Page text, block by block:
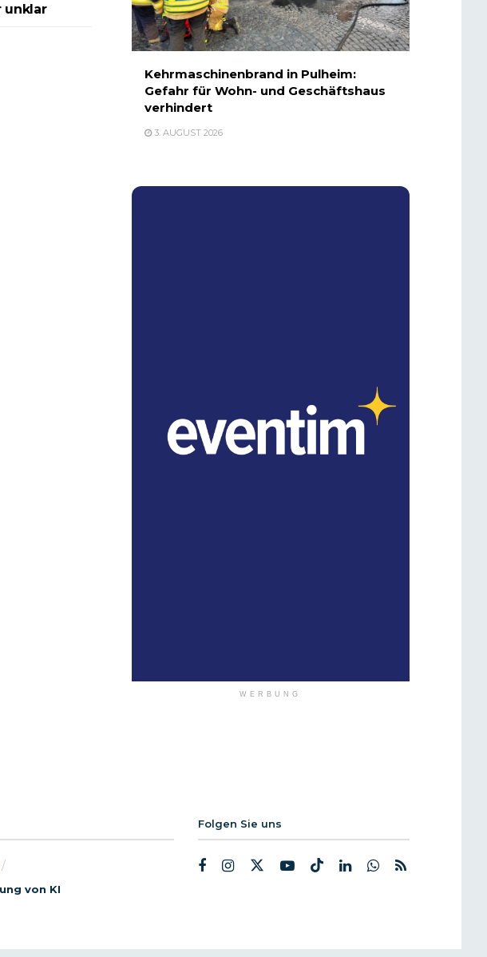
unklar
Kehrmaschinenbrand in Pulheim:
Gefahr für Wohn- und Geschäftshaus
verhindert
3. AUGUST 2026
WERBUNG
von KI
Folgen Sie uns